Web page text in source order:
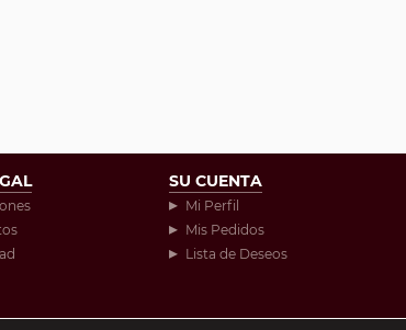
SU CUENTA
Mi Perfil
Mis Pedidos
Lista de Deseos